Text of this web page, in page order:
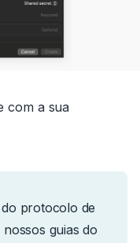
com a sua
protocolo de
guias do